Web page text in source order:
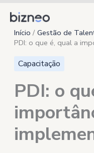
para
Início Gestão de
PDI: o que é, qual a
Capacitação
PDI: o